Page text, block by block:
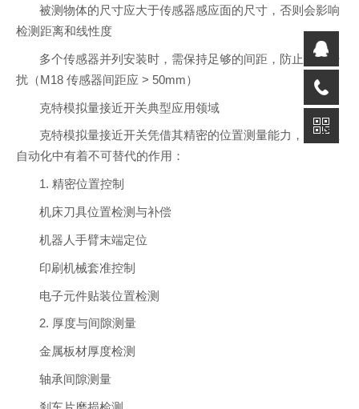
被测物体的尺寸应大于传感器感应面的尺寸，否则会影响
检测距离和线性度
多个传感器并列安装时，需保持足够的间距，防止相互干
扰（M18 传感器间距应 > 50mm）
克特模拟量接近开关典型应用领域
克特模拟量接近开关凭借其精密的位置测量能力，在工业
自动化中有着不可替代的作用：
1. 精密位置控制
机床刀具位置检测与补偿
机器人手臂末端定位
印刷机械套准控制
电子元件贴装位置检测
2. 厚度与间隙测量
金属板材厚度检测
轴承间隙测量